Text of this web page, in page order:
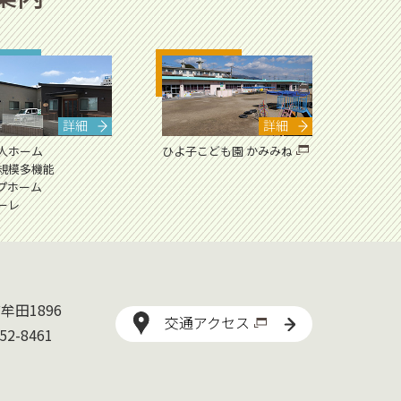
詳細
ホーム
模多機能
ホーム
レ
詳細
ひよ子こども園 かみみね
田1896
8461
交通アクセス